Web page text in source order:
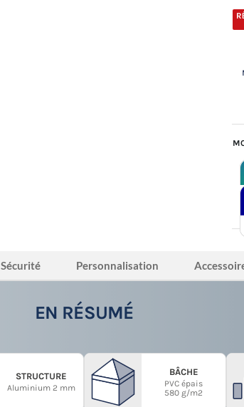
Sécurité Personnalisation
EN RÉSUMÉ
STRUCTURE
Aluminium 2 mm
BÂCHE
PVC épais
580 g/m2